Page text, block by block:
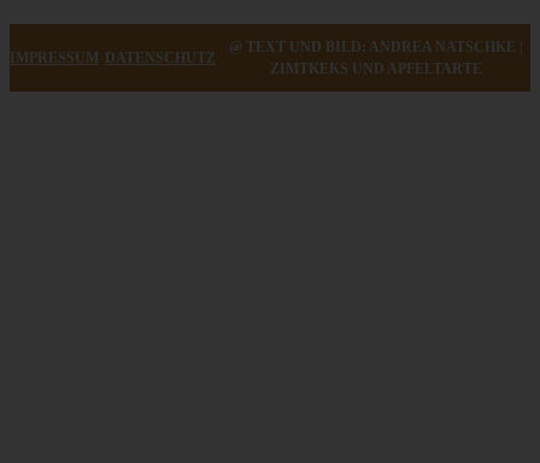
IMPRESSUM DATENSCHUTZ
@ TEXT UND BILD: ANDREA NATSCHKE |
ZIMTKEKS UND APFELTARTE